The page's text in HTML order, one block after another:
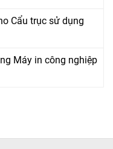
Cẩu trục sử dụng
Máy in công nghiệp